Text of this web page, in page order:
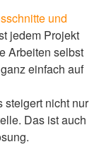
und
jedem Projekt
Arbeiten selbst
einfach auf
steigert nicht nur
Das ist auch